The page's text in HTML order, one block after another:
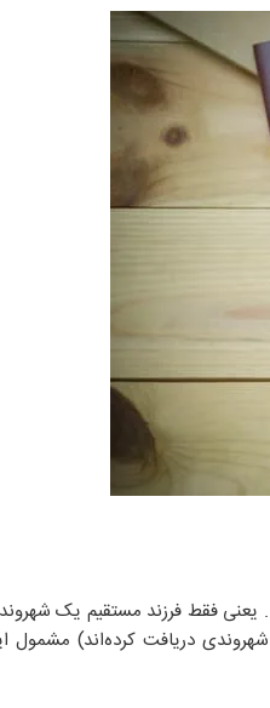
فقط فرزند مستقیم یک شهروند
دریافت کرده‌اند)‌ مشمول